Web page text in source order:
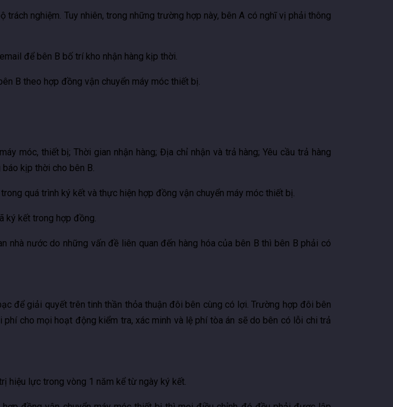
nghiệm. Tuy nhiên, trong những trường hợp này, bên A có nghĩ vị phải thông
để bên B bố trí kho nhận hàng kịp thời.
B theo hợp đồng vận chuyển máy móc thiết bị.
móc, thiết bị; Thời gian nhận hàng; Địa chỉ nhận và trả hàng; Yêu cầu trả hàng
kịp thời cho bên B.
quá trình ký kết và thực hiện hợp đồng vận chuyển máy móc thiết bị.
ký kết trong hợp đồng.
nước do những vấn đề liên quan đến hàng hóa của bên B thì bên B phải có
để giải quyết trên tinh thần thỏa thuận đôi bên cùng có lợi. Trường hợp đôi bên
cho mọi hoạt động kiểm tra, xác minh và lệ phí tòa án sẽ do bên có lỗi chi trả
hiệu lực trong vòng 1 năm kể từ ngày ký kết.